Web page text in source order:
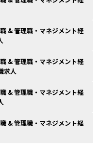
& 管理職・マネジメント経
& 管理職・マネジメント経
求人
& 管理職・マネジメント経
& 管理職・マネジメント経